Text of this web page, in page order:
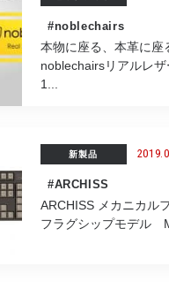
#noblechairs
本物に座る、本革に座
noblechairsリアルレ
1...
新製品
#ARCHISS
ARCHISS メカニカル
フラグシップモデル